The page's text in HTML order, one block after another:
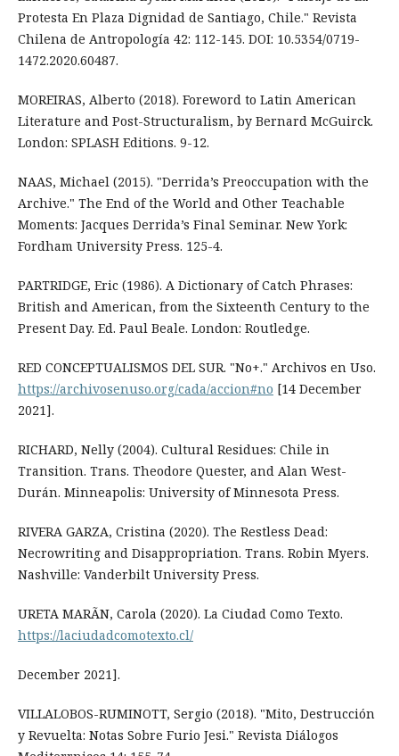
Protesta En Plaza Dignidad de Santiago, Chile." Revista
Chilena de Antropología 42: 112-145. DOI: 10.5354/0719-
1472.2020.60487.
MOREIRAS, Alberto (2018). Foreword to Latin American
Literature and Post-Structuralism, by Bernard McGuirck.
London: SPLASH Editions. 9-12.
NAAS, Michael (2015). "Derrida’s Preoccupation with the
Archive." The End of the World and Other Teachable
Moments: Jacques Derrida’s Final Seminar. New York:
Fordham University Press. 125-4.
PARTRIDGE, Eric (1986). A Dictionary of Catch Phrases:
British and American, from the Sixteenth Century to the
Present Day. Ed. Paul Beale. London: Routledge.
RED CONCEPTUALISMOS DEL SUR. "No+." Archivos en Uso.
https://archivosenuso.org/cada/accion#no [14 December
2021].
RICHARD, Nelly (2004). Cultural Residues: Chile in
Transition. Trans. Theodore Quester, and Alan West-
Durán. Minneapolis: University of Minnesota Press.
RIVERA GARZA, Cristina (2020). The Restless Dead:
Necrowriting and Disappropriation. Trans. Robin Myers.
Nashville: Vanderbilt University Press.
URETA MARÃN, Carola (2020). La Ciudad Como Texto.
https://laciudadcomotexto.cl/
December 2021].
VILLALOBOS-RUMINOTT, Sergio (2018). "Mito, Destrucción
y Revuelta: Notas Sobre Furio Jesi." Revista Diálogos